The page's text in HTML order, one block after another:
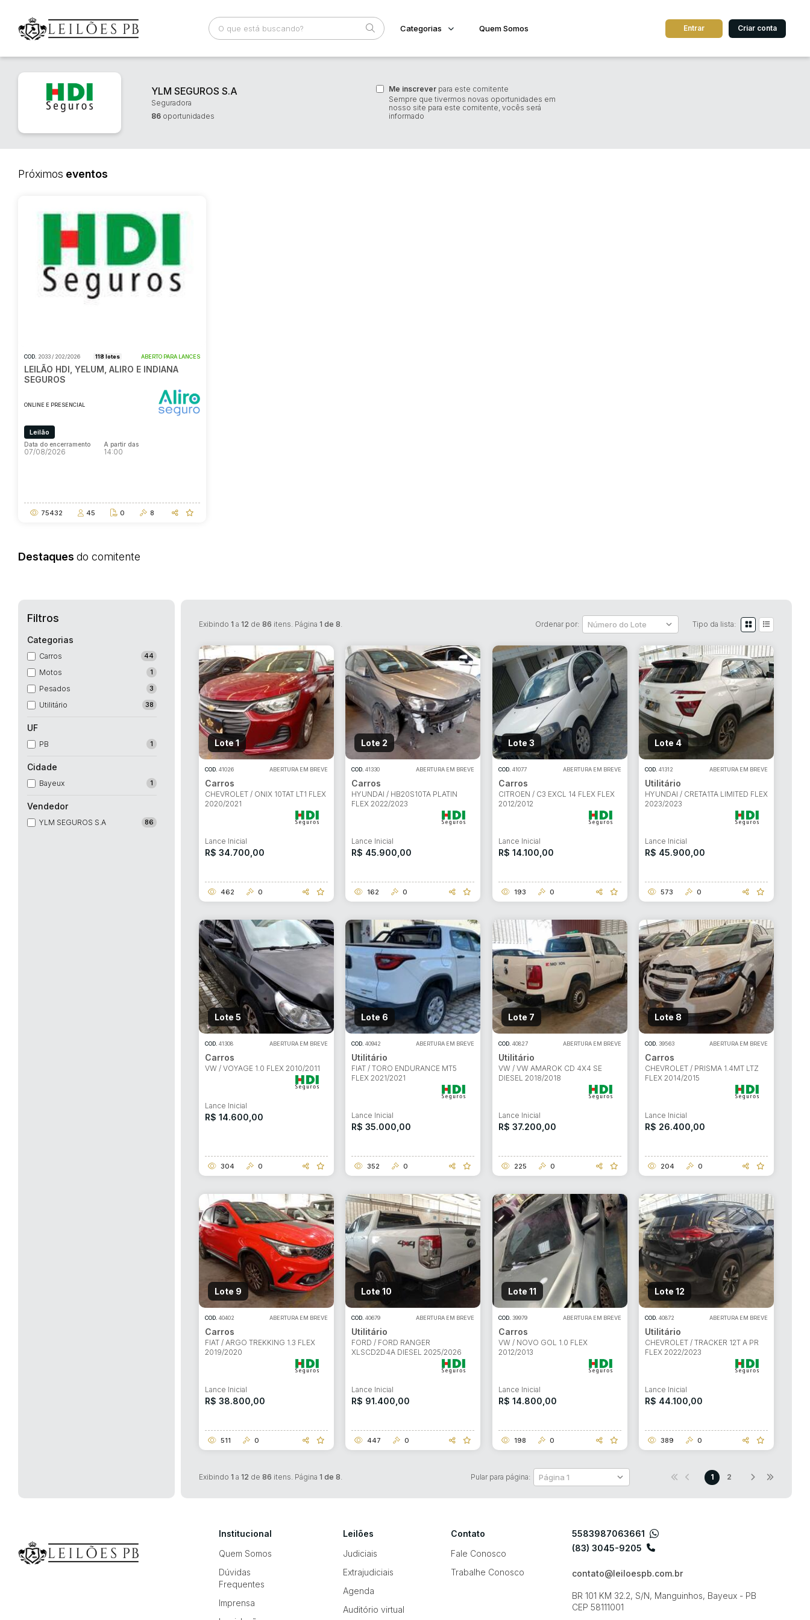
Busca por palavra-chave
R$ até R$
Categorias
Terreno/Lote
Quem Somos
Eventos
Fale Conosco
Entrar Criar conta
YLM SEGUROS S.A
Seguradora
86 oportunidades
Me inscrever para este comitente
Sempre que tivermos novas oportunidades em
nosso site para este comitente, vocês será
informado
Próximos eventos
COD. 2033 / 202/2026 118 lotes ABERTO PARA LANCES
LEILÃO HDI, YELUM, ALIRO E INDIANA
SEGUROS
ONLINE E PRESENCIAL
Leilão
Data do encerramento
07/08/2026
A partir das
14:00
75432 45 0 8
Destaques do comitente
Filtros
Categorias
Carros 44
Motos 1
Pesados 3
Utilitário 38
UF
PB 1
Cidade
Bayeux 1
Vendedor
YLM SEGUROS S.A 86
Exibindo 1 a 12 de 86 itens. Página 1 de 8. Ordenar por: Tipo da lista:
Lote 1
COD. 41026 ABERTURA EM BREVE
Carros
CHEVROLET / ONIX 10TAT LT1 FLEX
2020/2021
Lance Inicial
R$ 34.700,00
462 0
Lote 2
COD. 41330 ABERTURA EM BREVE
Carros
HYUNDAI / HB20S10TA PLATIN
FLEX 2022/2023
Lance Inicial
R$ 45.900,00
162 0
Lote 3
COD. 41077 ABERTURA EM BREVE
Carros
CITROEN / C3 EXCL 14 FLEX FLEX
2012/2012
Lance Inicial
R$ 14.100,00
193 0
Lote 4
COD. 41312 ABERTURA EM BREVE
Utilitário
HYUNDAI / CRETA1TA LIMITED FLEX
2023/2023
Lance Inicial
R$ 45.900,00
573 0
Lote 5
COD. 41308 ABERTURA EM BREVE
Carros
VW / VOYAGE 1.0 FLEX 2010/2011
Lance Inicial
R$ 14.600,00
304 0
Lote 6
COD. 40942 ABERTURA EM BREVE
Utilitário
FIAT / TORO ENDURANCE MT5
FLEX 2021/2021
Lance Inicial
R$ 35.000,00
352 0
Lote 7
COD. 40827 ABERTURA EM BREVE
Utilitário
VW / VW AMAROK CD 4X4 SE
DIESEL 2018/2018
Lance Inicial
R$ 37.200,00
225 0
Lote 8
COD. 39563 ABERTURA EM BREVE
Carros
CHEVROLET / PRISMA 1.4MT LTZ
FLEX 2014/2015
Lance Inicial
R$ 26.400,00
204 0
Lote 9
COD. 40402 ABERTURA EM BREVE
Carros
FIAT / ARGO TREKKING 1.3 FLEX
2019/2020
Lance Inicial
R$ 38.800,00
511 0
Lote 10
COD. 40679 ABERTURA EM BREVE
Utilitário
FORD / FORD RANGER
XLSCD2D4A DIESEL 2025/2026
Lance Inicial
R$ 91.400,00
447 0
Lote 11
COD. 39979 ABERTURA EM BREVE
Carros
VW / NOVO GOL 1.0 FLEX
2012/2013
Lance Inicial
R$ 14.800,00
198 0
Lote 12
COD. 40872 ABERTURA EM BREVE
Utilitário
CHEVROLET / TRACKER 12T A PR
FLEX 2022/2023
Lance Inicial
R$ 44.100,00
389 0
Exibindo 1 a 12 de 86 itens. Página 1 de 8. Pular para página: 1 2
Institucional
Quem Somos
Dúvidas
Frequentes
Imprensa
Leilões
Judiciais
Extrajudiciais
Agenda
Auditório virtual
Contato
Fale Conosco
Trabalhe Conosco
5583987063661
(83) 3045-9205
contato@leiloespb.com.br
BR 101 KM 32.2, S/N, Manguinhos, Bayeux - PB
CEP 58111001